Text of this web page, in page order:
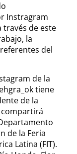
Instragram
través de este
la
del
de la
tiene
de la
de la Feria
Latina (FIT).